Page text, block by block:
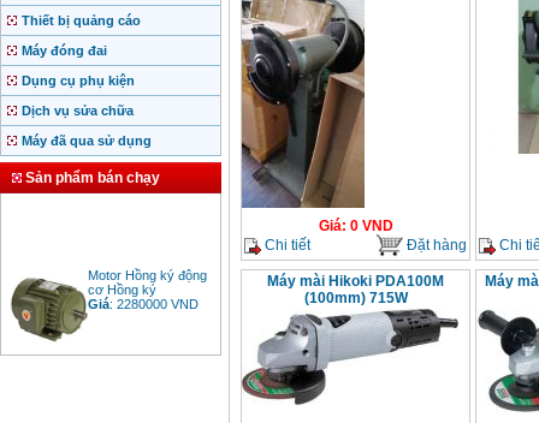
Thiết bị quảng cáo
Máy đóng đai
Dụng cụ phụ kiện
Dịch vụ sửa chữa
Máy đã qua sử dụng
Sản phẩm bán chạy
Motor Hồng ký động
cơ Hồng ký
Giá :2280000
Giá: 0VND
Chi tiết
Đặt hàng Chi
Máy mài Hikoki PDA100M
(100mm) 715W
Máy